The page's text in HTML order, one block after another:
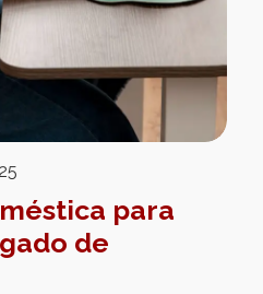
para
de